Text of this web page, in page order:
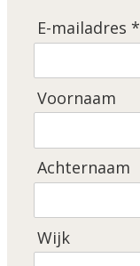
E-mailadres *
Voornaam
Achternaam
Wijk